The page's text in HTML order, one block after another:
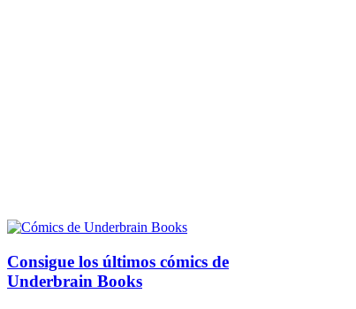
Consigue los últimos cómics de
Underbrain Books